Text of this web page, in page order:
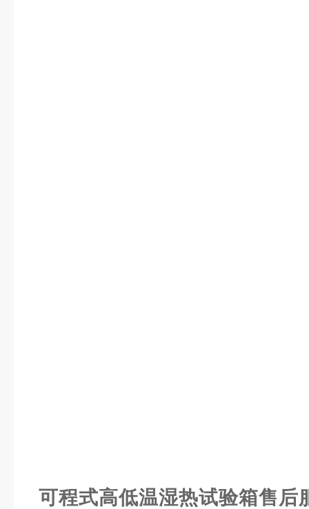
可程式高低温湿热试验箱售后